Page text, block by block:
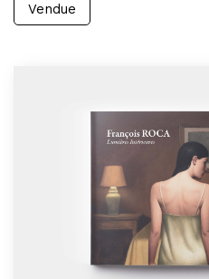
Vendue